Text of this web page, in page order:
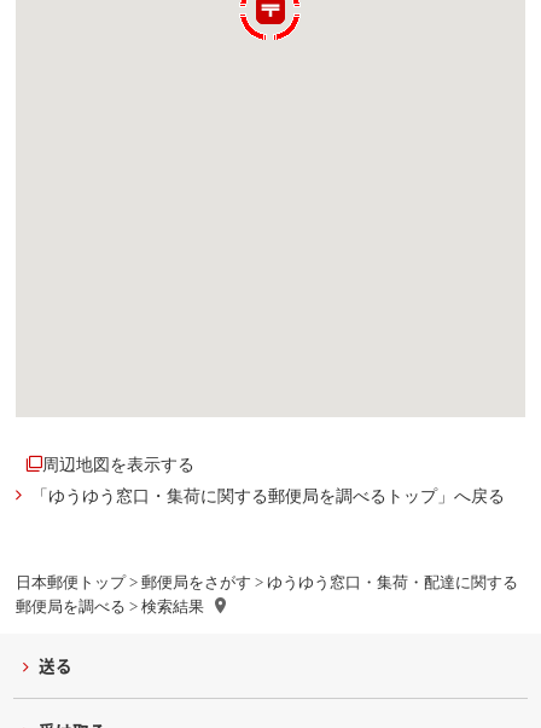
日本郵便トップ> 郵便局をさがす > ゆうゆう窓口・集荷・配達に関する
郵便局を調べる > 検索結果
周辺地図を表示する
「ゆうゆう窓口・集荷に関する郵便局を調べるトップ」へ戻る
送る